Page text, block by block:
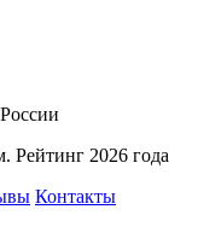
2026 года
Контакты